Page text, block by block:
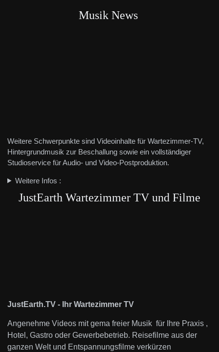
Musik News
Weitere Schwerpunkte sind Videoinhalte für Wartezimmer-TV,
Hintergrundmusik zur Beschallung sowie ein vollständiger
Studioservice für Audio- und Video-Postproduktion.
Weitere Infos :
JustEarth Wartezimmer TV und Filme
JustEarth.TV - Ihr Wartezimmer TV
Angenehme Videos mit gema freier Musik für Ihre Praxis ,
Hotel, Gastro oder Gewerbebetrieb. Reisefilme aus der
ganzen Welt und Entspannungsfilme verkürzen